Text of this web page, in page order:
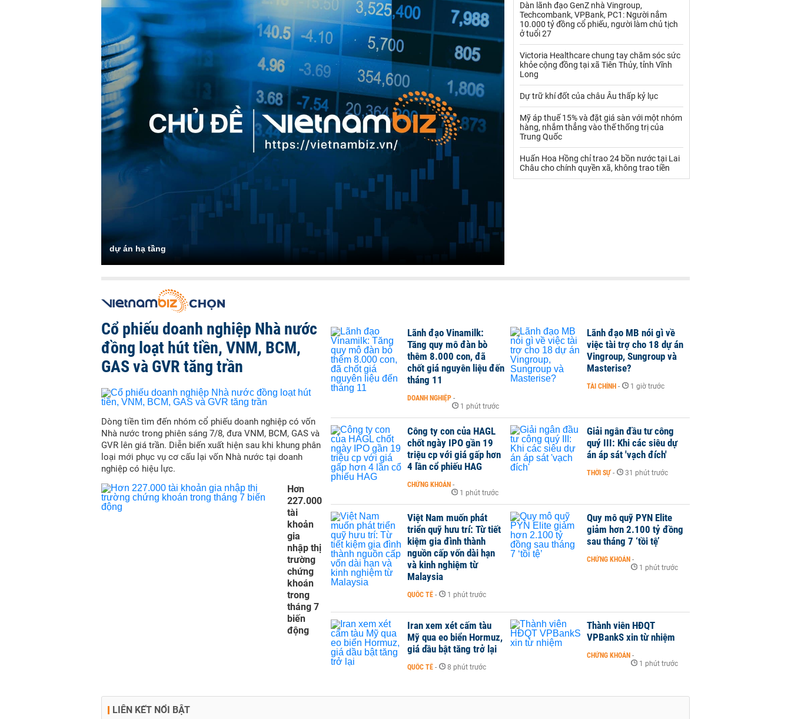
dự án hạ tầng
Than Thức ăn chăn nuôi
Thủy hải sản khác Tôm
Vàng
VLXD khác Xăng dầu
Xi măng - Clynker
Dàn lãnh đạo GenZ nhà Vingroup,
Techcombank, VPBank, PC1: Người nắm
10.000 tỷ đồng cổ phiếu, người làm chủ tịch
ở tuổi 27
Victoria Healthcare chung tay chăm sóc sức
khỏe cộng đồng tại xã Tiên Thủy, tỉnh Vĩnh
Long
Dự trữ khí đốt của châu Âu thấp kỷ lục
Mỹ áp thuế 15% và đặt giá sàn với một nhóm
hàng, nhắm thẳng vào thế thống trị của
Trung Quốc
Huấn Hoa Hồng chỉ trao 24 bồn nước tại Lai
Châu cho chính quyền xã, không trao tiền
Cổ phiếu doanh nghiệp Nhà nước
đồng loạt hút tiền, VNM, BCM,
GAS và GVR tăng trần
Dòng tiền tìm đến nhóm cổ phiếu doanh nghiệp có vốn
Nhà nước trong phiên sáng 7/8, đưa VNM, BCM, GAS và
GVR lên giá trần. Diễn biến xuất hiện sau khi khung phân
loại mới phục vụ cơ cấu lại vốn Nhà nước tại doanh
nghiệp có hiệu lực.
Hơn
227.000
tài
khoản
gia
nhập thị
trường
chứng
khoán
trong
tháng 7
biến
động
Lãnh đạo Vinamilk:
Tăng quy mô đàn bò
thêm 8.000 con, đã
chốt giá nguyên liệu đến
tháng 11
DOANH NGHIỆP -
1 phút trước
Lãnh đạo MB nói gì về
việc tài trợ cho 18 dự án
Vingroup, Sungroup và
Masterise?
TÀI CHÍNH - 1 giờ trước
Công ty con của HAGL
chốt ngày IPO gần 19
triệu cp với giá gấp hơn
4 lần cổ phiếu HAG
CHỨNG KHOÁN -
1 phút trước
Giải ngân đầu tư công
quý III: Khi các siêu dự
án áp sát 'vạch đích'
THỜI SỰ - 31 phút trước
Việt Nam muốn phát
triển quỹ hưu trí: Từ tiết
kiệm gia đình thành
nguồn cấp vốn dài hạn
và kinh nghiệm từ
Malaysia
QUỐC TẾ - 1 phút trước
Quy mô quỹ PYN Elite
giảm hơn 2.100 tỷ đồng
sau tháng 7 ‘tồi tệ’
CHỨNG KHOÁN -
1 phút trước
Iran xem xét cấm tàu
Mỹ qua eo biển Hormuz,
giá dầu bật tăng trở lại
QUỐC TẾ - 8 phút trước
Thành viên HĐQT
VPBankS xin từ nhiệm
CHỨNG KHOÁN -
1 phút trước
LIÊN KẾT NỔI BẬT